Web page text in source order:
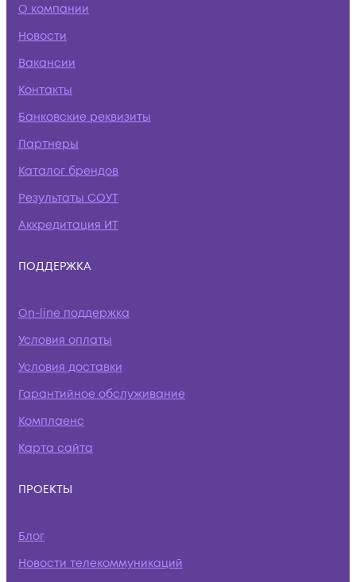
О компании
Новости
Вакансии
Контакты
Банковские реквизиты
Партнеры
Каталог брендов
Результаты СОУТ
Аккредитация ИТ
ПОДДЕРЖКА
On-line поддержка
Условия оплаты
Условия доставки
Гарантийное обслуживание
Комплаенс
Карта сайта
ПРОЕКТЫ
Блог
Новости телекоммуникаций